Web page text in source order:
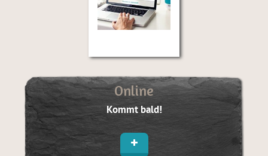
Online
Kommt bald!